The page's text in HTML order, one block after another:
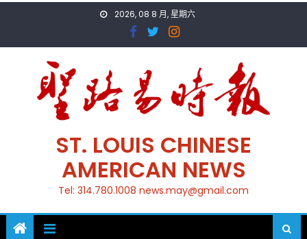
2026, 08 8 月, 星期六
ST. LOUIS CHINESE
AMERICAN NEWS
Tel: 314.780.1008 news.may@gmail.com